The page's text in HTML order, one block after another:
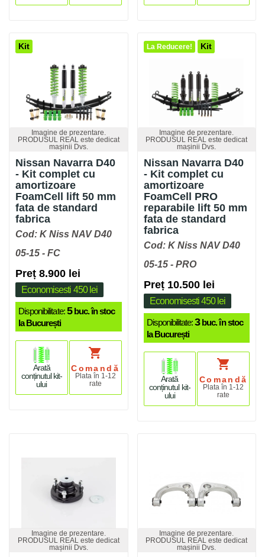
Kit
Imagine de prezentare.
PRODUSUL REAL este dedicat
mașinii Dvs.
Nissan Navarra D40
- Kit complet cu
amortizoare
FoamCell lift 50 mm
fata de standard
fabrica
Cod: K Niss NAV D40
05-15 - FC
Preț 8.900 lei
Economisesti 450 lei
Disponibilitate:5buc. în stoc
la București
Arată
conținutul kit-
ului
shopping_cart
Comandă
Plata în 1-12
rate
La Reducere! Kit
Imagine de prezentare.
PRODUSUL REAL este dedicat
mașinii Dvs.
Nissan Navarra D40
- Kit complet cu
amortizoare
FoamCell PRO
reparabile lift 50 mm
fata de standard
fabrica
Cod: K Niss NAV D40
05-15 - PRO
Preț 10.500 lei
Economisesti 450 lei
Disponibilitate:3buc. în stoc
la București
Arată
conținutul kit-
ului
shopping_cart
Comandă
Plata în 1-12
rate
Imagine de prezentare.
PRODUSUL REAL este dedicat
mașinii Dvs.
Imagine de prezentare.
PRODUSUL REAL este dedicat
mașinii Dvs.